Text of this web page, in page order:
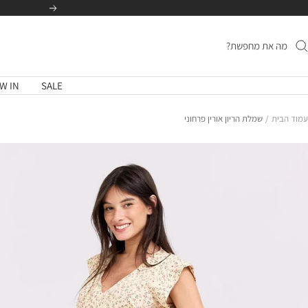
הקודם
SALE
IN
עמוד הבית שמלת הריון אורין פרחוני